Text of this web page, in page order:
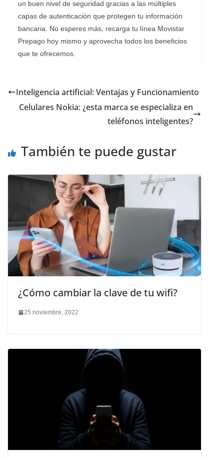
un buen nivel de seguridad gracias a las múltiples
capas de autenticación que protegen tu información
bancaria. No esperes más, recarga tu línea Movistar
Prepago hoy mismo y aprovecha todos los beneficios
que te ofrecemos.
Inteligencia artificial: Ventajas y Funcionamiento
Celulares Nokia: ¿esta marca se especializa en
teléfonos inteligentes?
También te puede gustar
¿Cómo cambiar la clave de tu wifi?
25 noviembre, 2022